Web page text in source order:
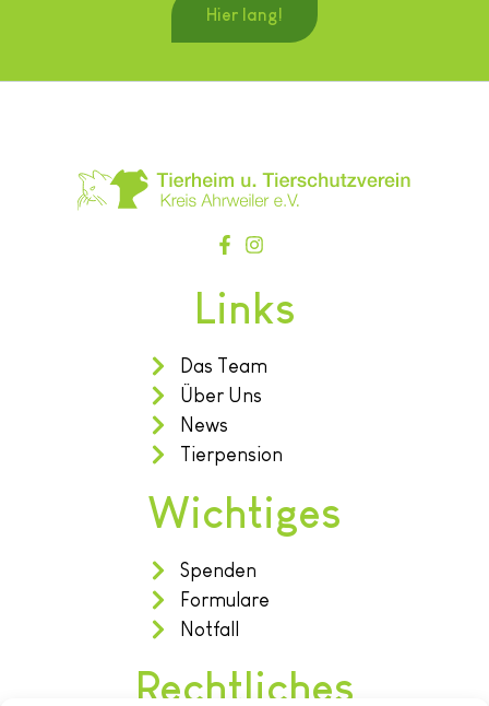
Hier lang!
Links
Das Team
Über Uns
News
Tierpension
Wichtiges
Spenden
Formulare
Notfall
Rechtliches